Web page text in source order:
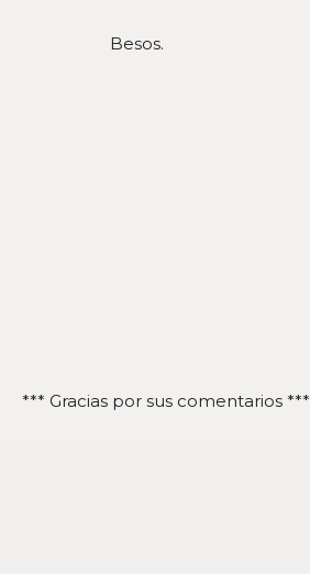
Besos.
*** Gracias por sus comentarios ***